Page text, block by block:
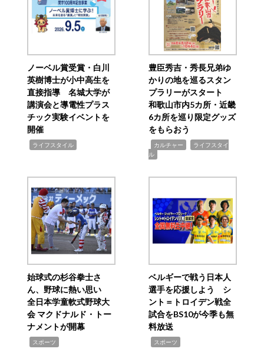
ノーベル賞受賞・白川
英樹博士が小中高生を
直接指導 名城大学が
講演会と導電性プラス
チック実験イベントを
開催
ライフスタイル
豊臣秀吉・秀長兄弟ゆ
かりの地を巡るスタン
プラリーがスタート
和歌山市内5カ所・近畿
6カ所を巡り限定グッズ
をもらおう
カルチャー
ライフスタイ
ル
始球式の杉谷拳士さ
ん、野球に熱い思い
全日本学童軟式野球大
会 マクドナルド・トー
ナメントが開幕
スポーツ
ベルギーで戦う日本人
選手を応援しよう シ
ント＝トロイデン戦全
試合をBS10が今季も無
料放送
スポーツ